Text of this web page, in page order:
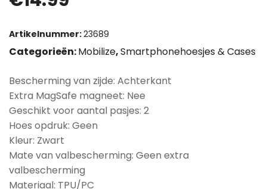
Artikelnummer:23689
Categorieën:Mobilize,Smartphonehoesjes & Cases
Bescherming van zijde: Achterkant
Extra MagSafe magneet: Nee
Geschikt voor aantal pasjes: 2
Hoes opdruk: Geen
Kleur: Zwart
Mate van valbescherming: Geen extra
valbescherming
Materiaal: TPU/PC